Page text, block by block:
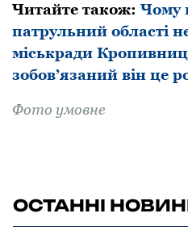
Читайте такoж: Чому
патрульний області
міськради
зобов’язаний він це
Фoтo умовне
ОСТАННІ